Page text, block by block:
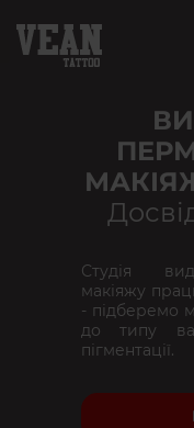
Студія
макіяжу
- підберемо
до типу
пігментації.